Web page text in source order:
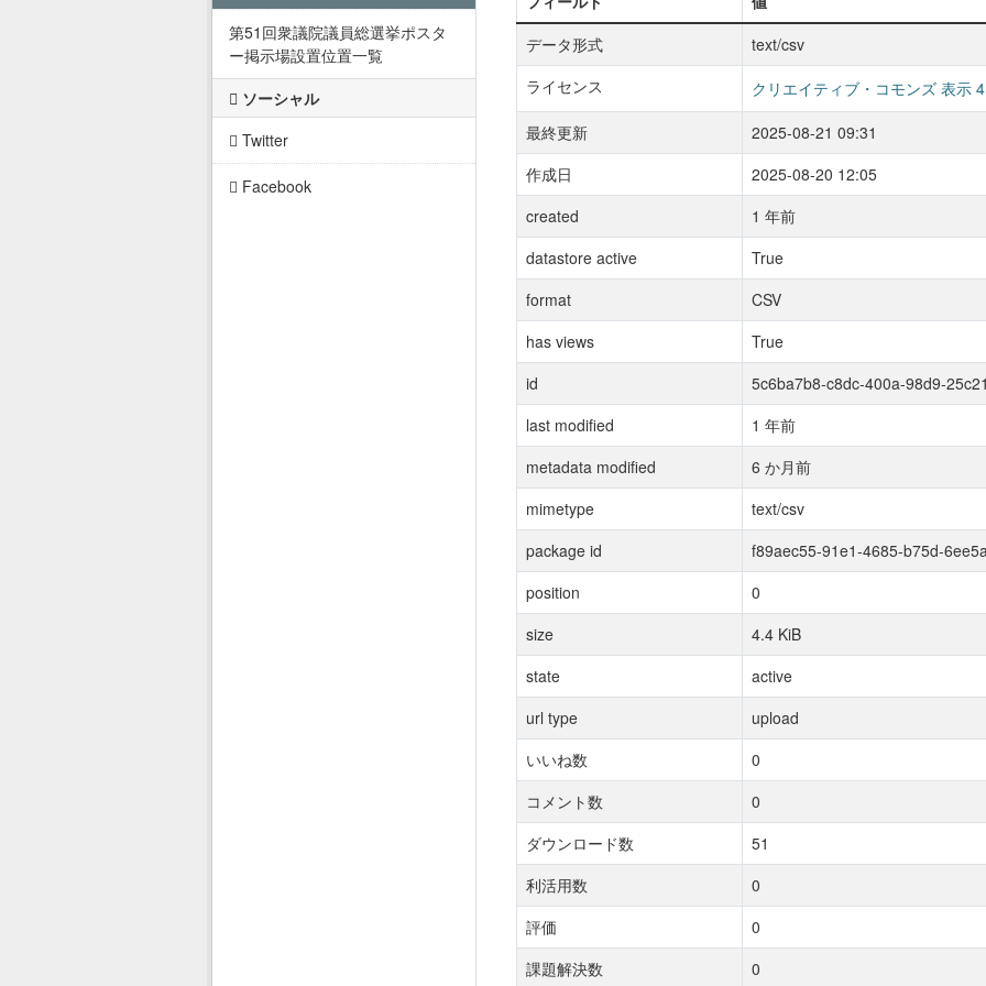
第51回衆議院議員総選挙ポスタ
ー掲示場設置位置一覧
ソーシャル
Twitter
Facebook
データ形式
text/csv
ライセンス
クリエイティブ・コモンズ 表示
最終更新
2025-08-21 09:31
作成日
2025-08-20 12:05
created
1 年前
datastore active
True
format
CSV
has views
True
id
5c6ba7b8-c8dc-400a-98d9-
last modified
1 年前
metadata modified
6 か月前
mimetype
text/csv
package id
f89aec55-91e1-4685-b75d-
position
0
size
4.4 KiB
state
active
url type
upload
いいね数
0
コメント数
0
ダウンロード数
51
利活用数
0
評価
0
課題解決数
0